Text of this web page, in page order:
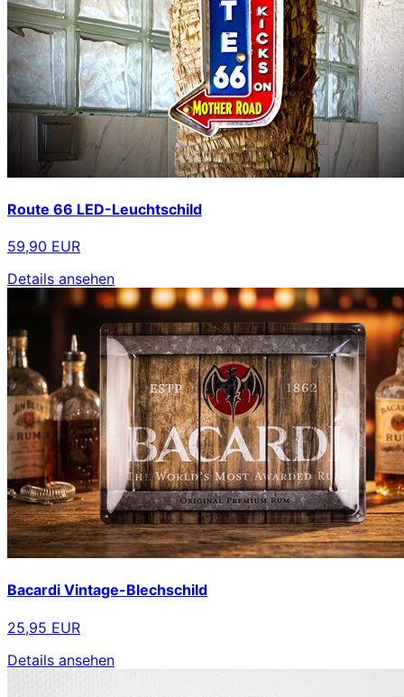
Route 66 LED-Leuchtschild
59,90 EUR
Details ansehen
Bacardi Vintage-Blechschild
25,95 EUR
Details ansehen